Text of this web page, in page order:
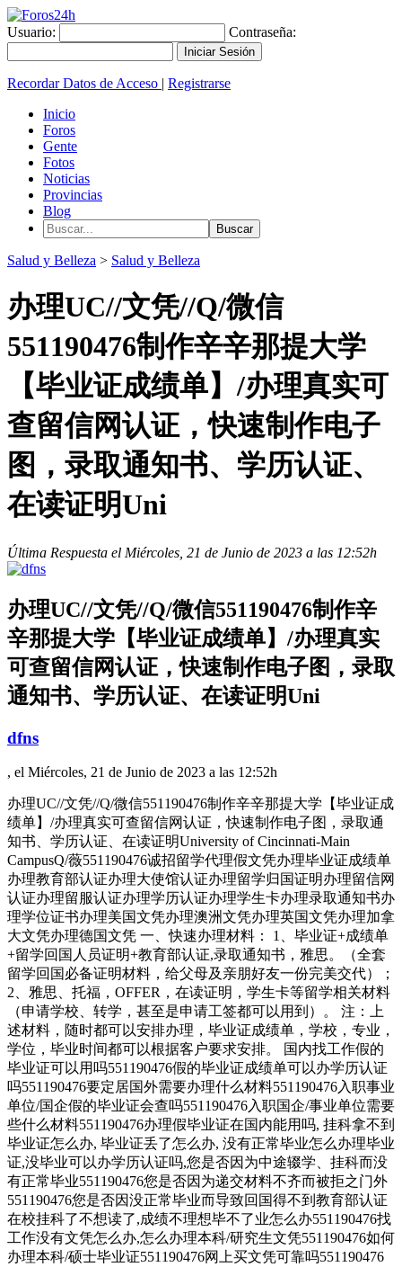
Usuario: Contraseña:
Recordar Datos de Acceso | Registrarse
Inicio
Foros
Gente
Fotos
Noticias
Provincias
Blog
Salud y Belleza > Salud y Belleza
办理UC//文凭//Q/微信
551190476制作辛辛那提大学
【毕业证成绩单】/办理真实可
查留信网认证，快速制作电子
图，录取通知书、学历认证、
在读证明Uni
Última Respuesta el Miércoles, 21 de Junio de 2023 a las 12:52h
办理UC//文凭//Q/微信551190476制作辛
辛那提大学【毕业证成绩单】/办理真实
可查留信网认证，快速制作电子图，录取
通知书、学历认证、在读证明Uni
dfns
, el Miércoles, 21 de Junio de 2023 a las 12:52h
办理UC//文凭//Q/微信551190476制作辛辛那提大学【毕业证成
绩单】/办理真实可查留信网认证，快速制作电子图，录取通
知书、学历认证、在读证明University of Cincinnati-Main
CampusQ/薇551190476诚招留学代理假文凭办理毕业证成绩单
办理教育部认证办理大使馆认证办理留学归国证明办理留信网
认证办理留服认证办理学历认证办理学生卡办理录取通知书办
理学位证书办理美国文凭办理澳洲文凭办理英国文凭办理加拿
大文凭办理德国文凭 一、快速办理材料： 1、毕业证+成绩单
+留学回国人员证明+教育部认证,录取通知书，雅思。（全套
留学回国必备证明材料，给父母及亲朋好友一份完美交代）；
2、雅思、托福，OFFER，在读证明，学生卡等留学相关材料
（申请学校、转学，甚至是申请工签都可以用到）。 注：上
述材料，随时都可以安排办理，毕业证成绩单，学校，专业，
学位，毕业时间都可以根据客户要求安排。 国内找工作假的
毕业证可以用吗551190476假的毕业证成绩单可以办学历认证
吗551190476要定居国外需要办理什么材料551190476入职事业
单位/国企假的毕业证会查吗551190476入职国企/事业单位需要
些什么材料551190476办理假毕业证在国内能用吗, 挂科拿不到
毕业证怎么办, 毕业证丢了怎么办, 没有正常毕业怎么办理毕业
证,没毕业可以办学历认证吗,您是否因为中途辍学、挂科而没
有正常毕业551190476您是否因为递交材料不齐而被拒之门外
551190476您是否因没正常毕业而导致回国得不到教育部认证
在校挂科了不想读了,成绩不理想毕不了业怎么办551190476找
工作没有文凭怎么办,怎么办理本科/研究生文凭551190476如何
办理本科/硕士毕业证551190476网上买文凭可靠吗551190476